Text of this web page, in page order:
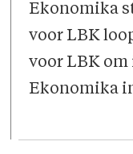
Ekonomika
voor LBK
voor LBK
Ekonomika